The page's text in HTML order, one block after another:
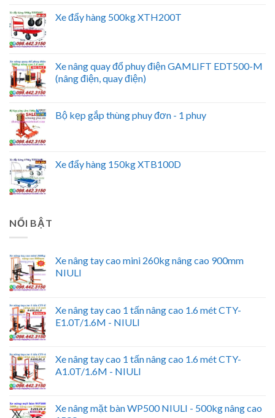
Xe đẩy hàng 500kg XTH200T
Xe nâng quay đổ phuy điện GAMLIFT EDT500-M
(nâng điện, quay điện)
Bộ kẹp gắp thùng phuy đơn - 1 phuy
Xe đẩy hàng 150kg XTB100D
NỔI BẬT
Xe nâng tay cao mini 260kg nâng cao 900mm
NIULI
Xe nâng tay cao 1 tấn nâng cao 1.6 mét CTY-
E1.0T/1.6M - NIULI
Xe nâng tay cao 1 tấn nâng cao 1.6 mét CTY-
A1.0T/1.6M - NIULI
Xe nâng mặt bàn WP500 NIULI - 500kg nâng cao